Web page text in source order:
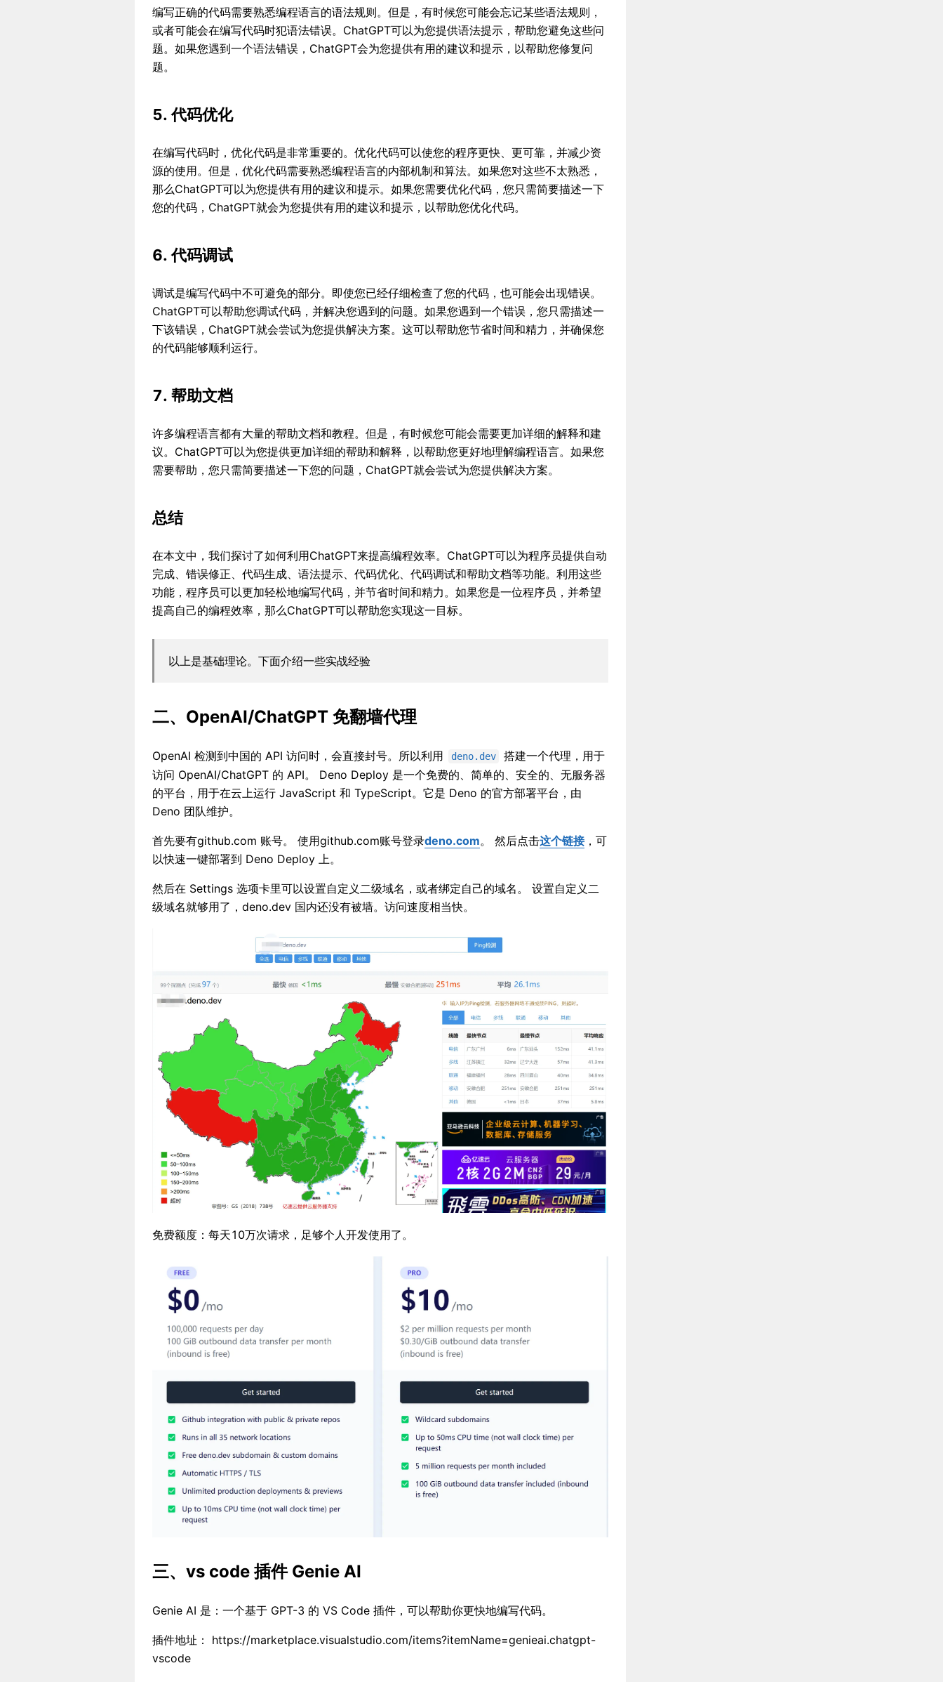
编写正确的代码需要熟悉编程语言的语法规则。但是，有时候您可能会忘记某些语法规则，
或者可能会在编写代码时犯语法错误。ChatGPT可以为您提供语法提示，帮助您避免这些问
题。如果您遇到一个语法错误，ChatGPT会为您提供有用的建议和提示，以帮助您修复问
题。
5. 代码优化
在编写代码时，优化代码是非常重要的。优化代码可以使您的程序更快、更可靠，并减少资
源的使用。但是，优化代码需要熟悉编程语言的内部机制和算法。如果您对这些不太熟悉，
那么ChatGPT可以为您提供有用的建议和提示。如果您需要优化代码，您只需简要描述一下
您的代码，ChatGPT就会为您提供有用的建议和提示，以帮助您优化代码。
6. 代码调试
调试是编写代码中不可避免的部分。即使您已经仔细检查了您的代码，也可能会出现错误。
ChatGPT可以帮助您调试代码，并解决您遇到的问题。如果您遇到一个错误，您只需描述一
下该错误，ChatGPT就会尝试为您提供解决方案。这可以帮助您节省时间和精力，并确保您
的代码能够顺利运行。
7. 帮助文档
许多编程语言都有大量的帮助文档和教程。但是，有时候您可能会需要更加详细的解释和建
议。ChatGPT可以为您提供更加详细的帮助和解释，以帮助您更好地理解编程语言。如果您
需要帮助，您只需简要描述一下您的问题，ChatGPT就会尝试为您提供解决方案。
总结
在本文中，我们探讨了如何利用ChatGPT来提高编程效率。ChatGPT可以为程序员提供自动
完成、错误修正、代码生成、语法提示、代码优化、代码调试和帮助文档等功能。利用这些
功能，程序员可以更加轻松地编写代码，并节省时间和精力。如果您是一位程序员，并希望
提高自己的编程效率，那么ChatGPT可以帮助您实现这一目标。
以上是基础理论。下面介绍一些实战经验
二、OpenAI/ChatGPT 免翻墙代理
OpenAI 检测到中国的 API 访问时，会直接封号。所以利用 deno.dev
搭建一个代理，用于
访问 OpenAI/ChatGPT 的 API。 Deno Deploy 是一个免费的、简单的、安全的、无服务器
的平台，用于在云上运行 JavaScript 和 TypeScript。它是 Deno 的官方部署平台，由
Deno 团队维护。
首先要有github.com 账号。 使用github.com账号登录deno.com。 然后点击这个链接，可
以快速一键部署到 Deno Deploy 上。
然后在 Settings 选项卡里可以设置自定义二级域名，或者绑定自己的域名。 设置自定义二
级域名就够用了，deno.dev 国内还没有被墙。访问速度相当快。
免费额度：每天10万次请求，足够个人开发使用了。
三、vs code 插件 Genie AI
Genie AI 是：一个基于 GPT-3 的 VS Code 插件，可以帮助你更快地编写代码。
插件地址： https://marketplace.visualstudio.com/items?itemName=genieai.chatgpt-
vscode